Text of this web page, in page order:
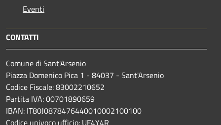
Eventi
CONTATTI
Comune di Sant'Arsenio
Piazza Domenico Pica 1 - 84037 - Sant'Arsenio
Codice Fiscale: 83002210652
Partita IVA: 00701890659
IBAN: IT80J0878476440010002100100
Codice univoco ufficio: UF4Y4R